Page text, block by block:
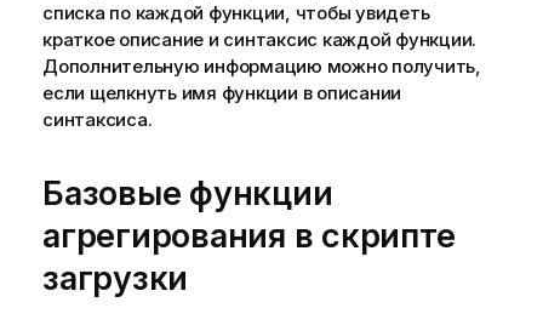
списка по каждой функции, чтобы увидеть
краткое описание и синтаксис каждой функции.
Дополнительную информацию можно получить,
если щелкнуть имя функции в описании
синтаксиса.
Базовые функции
агрегирования в скрипте
загрузки